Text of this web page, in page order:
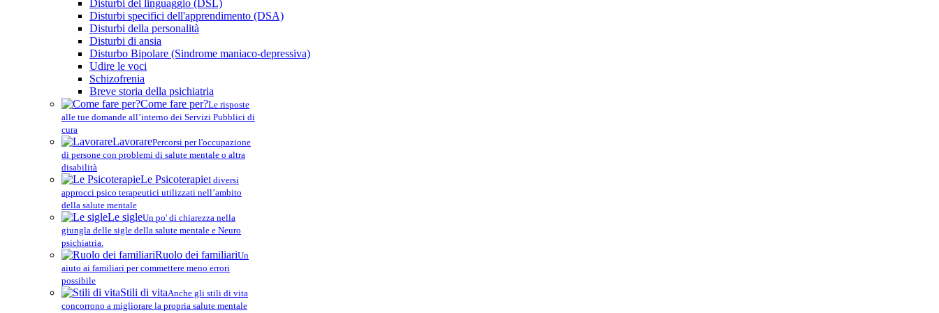
Disturbi del linguaggio (DSL)
Disturbi specifici dell'apprendimento (DSA)
Disturbi della personalità
Disturbi di ansia
Disturbo Bipolare (Sindrome maniaco-depressiva)
Udire le voci
Schizofrenia
Breve storia della psichiatria
Come fare per?Le risposte
alle tue domande all’interno dei Servizi Pubblici di
cura
LavorarePercorsi per l'occupazione
di persone con problemi di salute mentale o altra
disabilità
Le PsicoterapieI diversi
approcci psico terapeutici utilizzati nell’ambito
della salute mentale
Le sigleUn po' di chiarezza nella
giungla delle sigle della salute mentale e Neuro
psichiatria.
Ruolo dei familiariUn
aiuto ai familiari per commettere meno errori
possibile
Stili di vitaAnche gli stili di vita
concorrono a migliorare la propria salute mentale